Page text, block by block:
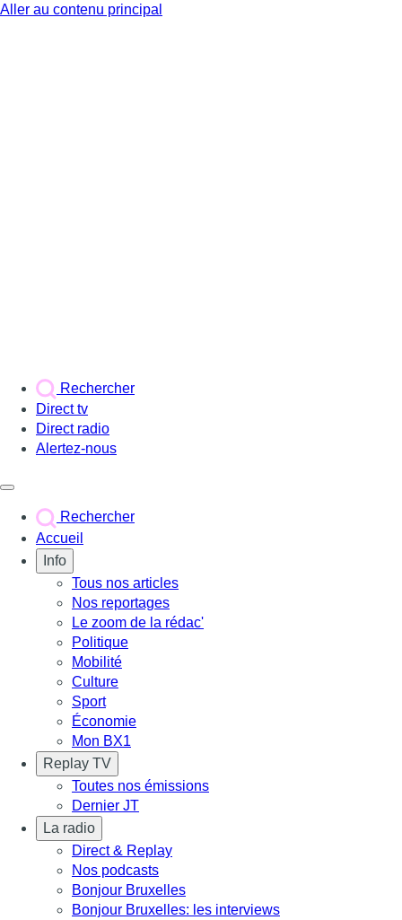
Aller au contenu principal
Rechercher
Direct tv
Direct radio
Alertez-nous
Rechercher
Accueil
Info
Tous nos articles
Nos reportages
Le zoom de la rédac'
Politique
Mobilité
Culture
Sport
Économie
Mon BX1
Replay TV
Toutes nos émissions
Dernier JT
La radio
Direct & Replay
Nos podcasts
Bonjour Bruxelles
Bonjour Bruxelles: les interviews